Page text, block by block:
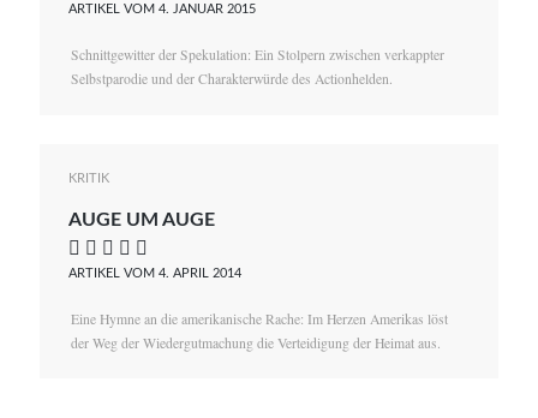
ARTIKEL VOM 4. JANUAR 2015
Schnittgewitter der Spekulation: Ein Stolpern zwischen verkappter
Selbstparodie und der Charakterwürde des Actionhelden.
KRITIK
AUGE UM AUGE
    
ARTIKEL VOM 4. APRIL 2014
Eine Hymne an die amerikanische Rache: Im Herzen Amerikas löst
der Weg der Wiedergutmachung die Verteidigung der Heimat aus.